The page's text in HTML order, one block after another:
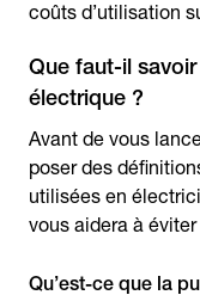
coûts d’utilisation
Que faut-il
électrique ?
Avant de vous
poser des
utilisées en
vous aidera à
Qu’est-ce que la